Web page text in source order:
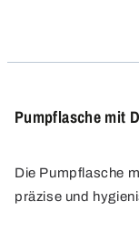
Pumpflasche mit
Die Pumpflasche
präzise und